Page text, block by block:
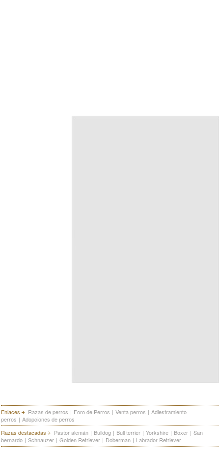
Enlaces Razas de perros | Foro de Perros | Venta perros | Adiestramiento
perros | Adopciones de perros
Razas destacadas
Pastor alemán | Bulldog | Bull terrier | Yorkshire | Boxer | San
bernardo | Schnauzer | Golden Retriever | Doberman | Labrador Retriever